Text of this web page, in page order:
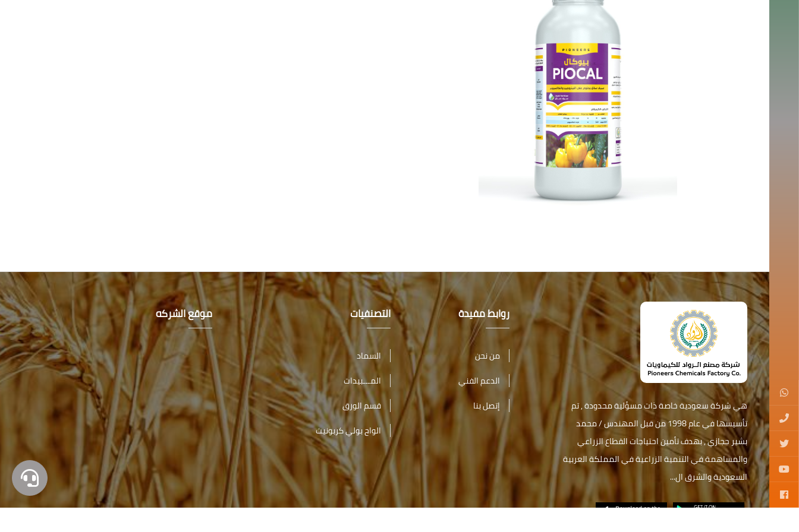
هي شركة سعودية خاصة ذات مسؤلية محدودة , تم
تأسيسها في عام 1998 من قبل المهندس / محمد
بشير حجازي , بهدف تأمين احتياجات القطاع الزراعي
والمساهمة في التنمية الزراعية في المملكة العربية
السعودية والشرق ال...
روابط مفيدة
من نحن
الدعم الفني
إتصل بنا
التصنفيات
السماد
المـــبيدات
قسم الورق
الواح بولي كربونيت
موقع الشركه